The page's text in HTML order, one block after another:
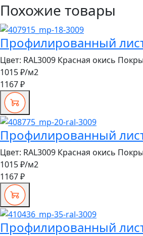
Похожие товары
Профилированный
Цвет: RAL3009 Красная окись
1015 ₽/м2
1167 ₽
Профилированный
Цвет: RAL3009 Красная окись
1015 ₽/м2
1167 ₽
Профилированный